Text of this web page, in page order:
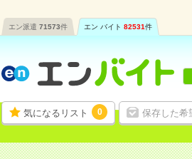
エン派遣 71573件 エン バイト 82531件
気になるリスト 0 保存した希